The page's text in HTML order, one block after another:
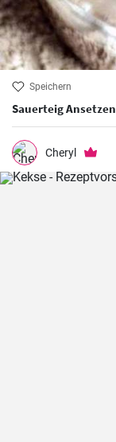
Speichern
Sauerteig Ansetzen
Cheryl